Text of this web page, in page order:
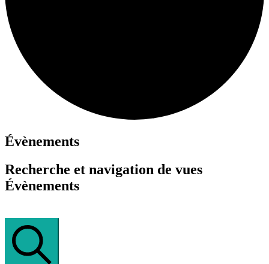
Évènements
Recherche et navigation de vues
Évènements